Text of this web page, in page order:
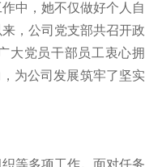
中，她不仅做好个人自
，公司党支部共召开政
大党员干部员工衷心拥
为公司发展筑牢了坚实
等多项工作。面对任务